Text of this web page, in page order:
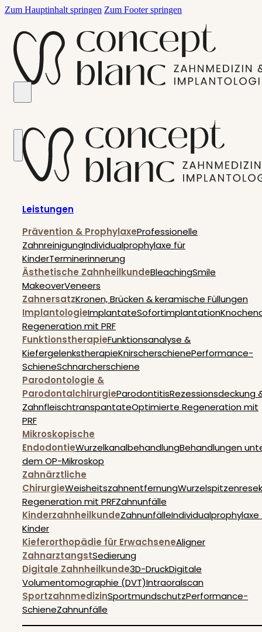
Zum Hauptinhalt springen Zum Footer springen
Leistungen
Prävention & ProphylaxeProfessionelle
ZahnreinigungIndividualprophylaxe für
KinderTerminerinnerung
Ästhetische ZahnheilkundeBleachingSmile
MakeoverVeneers
ZahnersatzKronen, Brücken & keramische Füllungen
ImplantologieImplantateSofortimplantation
Regeneration mit PRF
FunktionstherapieFunktionsanalyse &
KiefergelenkstherapieKnirscherschienePerformance-
SchieneSchnarcherschiene
Parodontologie &
ParodontalchirurgieParodontitisRezessionsdeckung
ZahnfleischtranspantateOptimierte Regeneration mit
PRF
Mikroskopische
EndodontieWurzelkanalbehandlungBehandlungen
dem OP-Mikroskop
Zahnärztliche
ChirurgieWeisheitszahnentfernung
Regeneration mit PRFZahnunfälle
KinderzahnheilkundeZahnunfälleIndividualprophylaxe
Kinder
Kieferorthopädie für ErwachseneAligner
ZahnarztangstSedierung
Digitale Zahnheilkunde3D-DruckDigitale
Volumentomographie (DVT)Intraoralscan
SportzahnmedizinSportmundschutzPerformance-
SchieneZahnunfälle